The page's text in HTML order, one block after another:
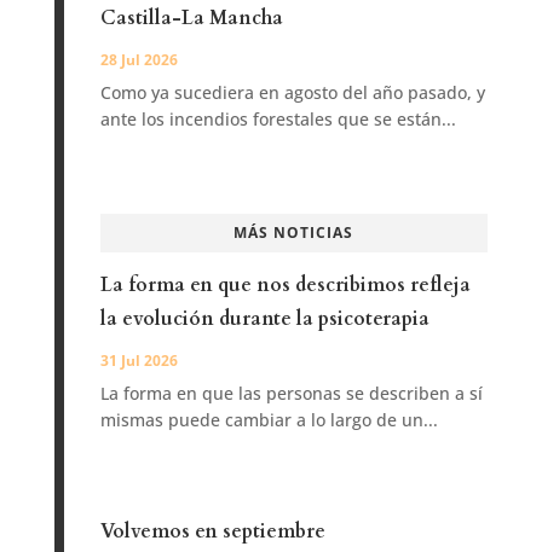
Castilla-La Mancha
28 Jul 2026
Como ya sucediera en agosto del año pasado, y
ante los incendios forestales que se están...
MÁS NOTICIAS
La forma en que nos describimos refleja
la evolución durante la psicoterapia
31 Jul 2026
La forma en que las personas se describen a sí
mismas puede cambiar a lo largo de un...
Volvemos en septiembre